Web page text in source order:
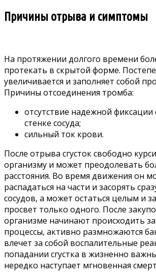
Причины отрыва и симптомы
На протяжении долгого времени
протекать в скрытой форме.
увеличивается и заполняет собой
Причины отсоединения тромба:
отсутствие надежной фиксации
стенке сосуда;
сильный ток крови.
После отрыва сгусток свободно
организму и может преодолевать
расстояния. Во время движения он
распадаться на части и засорять
сосудов, а может остаться целым и
просвет только одного. После
организме начинают происходить
процессы, активно размножаются
влечет за собой воспалительные
попадании сгустка в жизненно
нередко наступает мгновенная